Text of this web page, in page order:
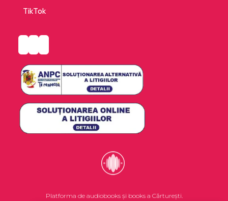
TikTok
Platforma de audiobooks și books a Cărturești.